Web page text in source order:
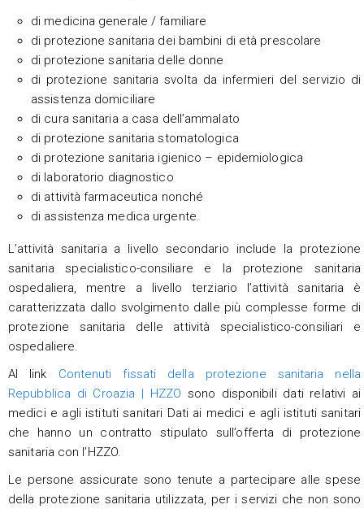
di medicina generale / familiare
di protezione sanitaria dei bambini di età prescolare
di protezione sanitaria delle donne
di protezione sanitaria svolta da infermieri del servizio di
assistenza domiciliare
di cura sanitaria a casa dell’ammalato
di protezione sanitaria stomatologica
di protezione sanitaria igienico – epidemiologica
di laboratorio diagnostico
di attività farmaceutica nonché
di assistenza medica urgente.
L’attività sanitaria a livello secondario include la protezione
sanitaria specialistico-consiliare e la protezione sanitaria
ospedaliera, mentre a livello terziario l’attività sanitaria è
caratterizzata dallo svolgimento dalle più complesse forme di
protezione sanitaria delle attività specialistico-consiliari e
ospedaliere.
Al link Contenuti fissati della protezione sanitaria nella
Repubblica di Croazia | HZZO sono disponibili dati relativi ai
medici e agli istituti sanitari Dati ai medici e agli istituti sanitari
che hanno un contratto stipulato sull’offerta di protezione
sanitaria con l’HZZO.
Le persone assicurate sono tenute a partecipare alle spese
della protezione sanitaria utilizzata, per i servizi che non sono